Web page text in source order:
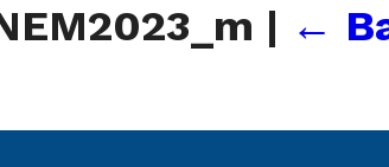
| ←